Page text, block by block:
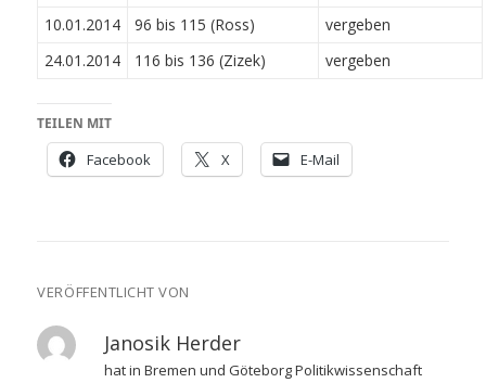
10.01.2014
96 bis 115 (Ross)
vergeben
24.01.2014
116 bis 136 (Zizek) vergeben
TEILEN MIT
Facebook X E-Mail
VERÖFFENTLICHT VON
Janosik Herder
hat in Bremen und Göteborg Politikwissenschaft